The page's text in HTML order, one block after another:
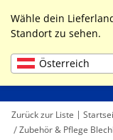
Wähle dein
Standort zu sehen.
Österreich
Zurück zur Liste
Zubehör & Pflege